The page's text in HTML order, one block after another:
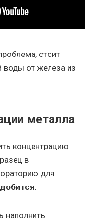
стоит
воды от железа из
металла
концентрацию
в
для
наполнить